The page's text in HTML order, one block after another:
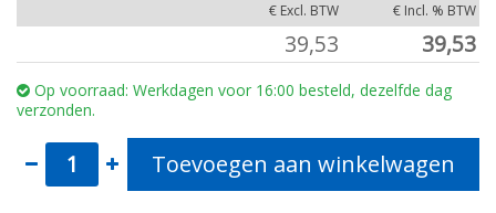
€ Excl. BTW € Incl. % BTW
39,53 39,53
Op voorraad: Werkdagen voor 16:00 besteld, dezelfde dag
verzonden.
Toevoegen aan winkelwagen